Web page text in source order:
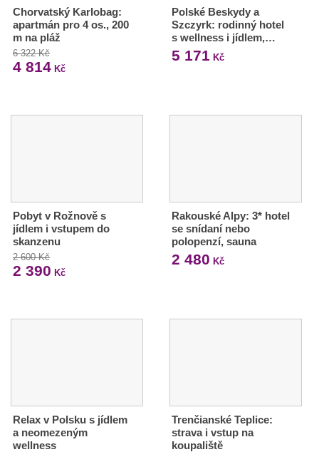
Chorvatský Karlobag:
apartmán pro 4 os., 200
m na pláž
6 322 Kč
4 814 Kč
Polské Beskydy a
Szczyrk: rodinný hotel
s wellness i jídlem,…
5 171 Kč
Pobyt v Rožnově s
jídlem i vstupem do
skanzenu
2 600 Kč
2 390 Kč
Rakouské Alpy: 3* hotel
se snídaní nebo
polopenzí, sauna
2 480 Kč
Relax v Polsku s jídlem
a neomezeným
wellness
Trenčianské Teplice:
strava i vstup na
koupaliště